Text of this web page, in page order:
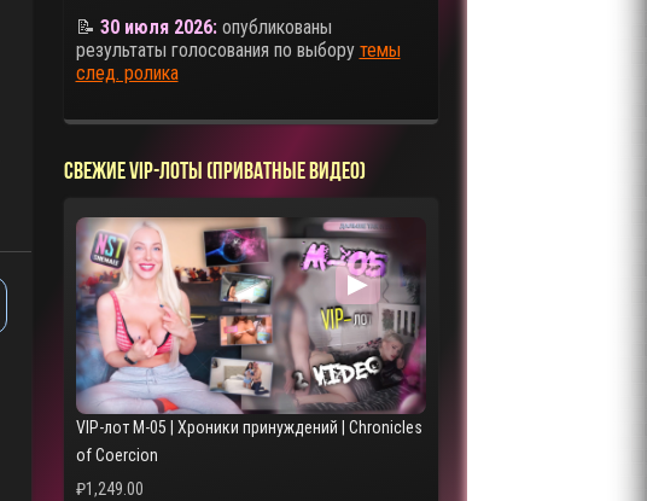
📝 30 июля 2026:опубликованы
результаты голосования по выбору темы
след. ролика
СВЕЖИЕ VIP-ЛОТЫ (ПРИВАТНЫЕ ВИДЕО)
▶
VIP-лот M-05 | Хроники принуждений | Chronicles
of Coercion
₽1,249.00